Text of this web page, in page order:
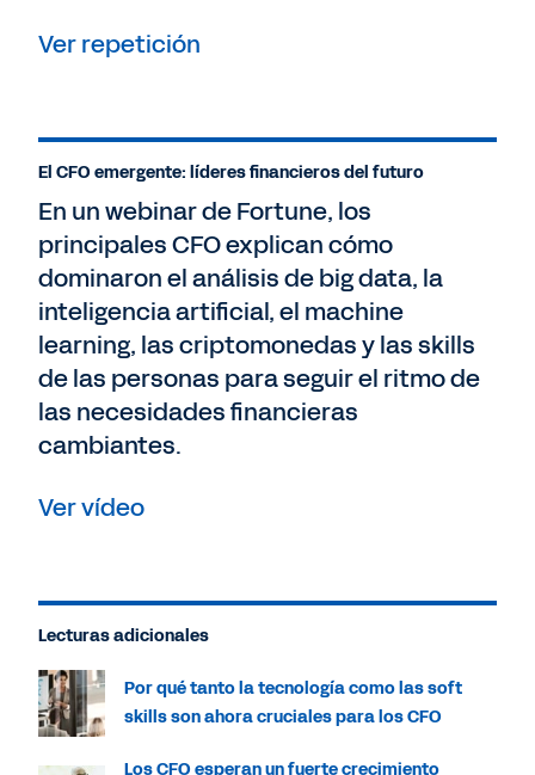
Ver repetición
El CFO emergente: líderes financieros del futuro
En un webinar de Fortune, los
principales CFO explican cómo
dominaron el análisis de big data, la
inteligencia artificial, el machine
learning, las criptomonedas y las skills
de las personas para seguir el ritmo de
las necesidades financieras
cambiantes.
Ver vídeo
Lecturas adicionales
Por qué tanto la tecnología como las soft
skills son ahora cruciales para los CFO
Los CFO esperan un fuerte crecimiento